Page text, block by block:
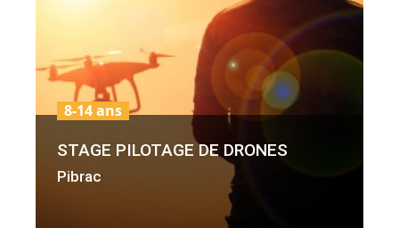
STAGE PILOTAGE DE DRONES
Pibrac
8-14 ans